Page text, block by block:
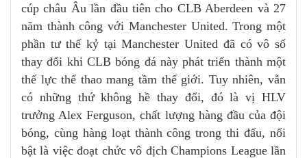
cúp châu Âu lần đầu tiên cho CLB Aberdeen và 27
năm thành công với Manchester United. Trong một
phần tư thế kỷ tại Manchester United đã có vô số
thay đổi khi CLB bóng đá này phát triển thành một
thế lực thể thao mang tầm thế giới. Tuy nhiên, vẫn
có những thứ không hề thay đổi, đó là vị HLV
trưởng Alex Ferguson, chất lượng hàng đầu của đội
bóng, cùng hàng loạt thành công trong thi đấu, nổi
bật là việc đoạt chức vô địch Champions League lần